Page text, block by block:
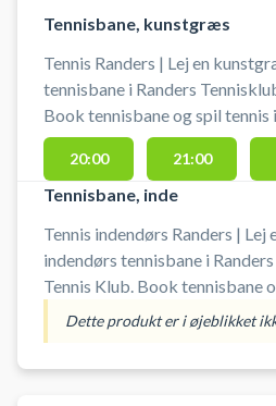
Tennisbane, kunstgræs
Tennis Randers | Lej en
tennisbane i Randers
Book tennisbane og spil tennis i
Randers på en kunstgræsbane
byens tennisklub.
20:00 21:00
Tennisbane, inde
Tennis indendørs Randers | Lej
indendørs tennisbane i Randers
Tennis Klub. Book tennisbane
spil tennis i Randers på en
indendørs tennisbane i
tennishallen ved Randers
Dette produkt er i øjeblikket